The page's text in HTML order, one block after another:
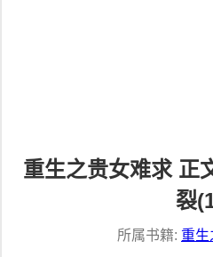
重生之贵女难求 正
裂
所属书籍: 重生